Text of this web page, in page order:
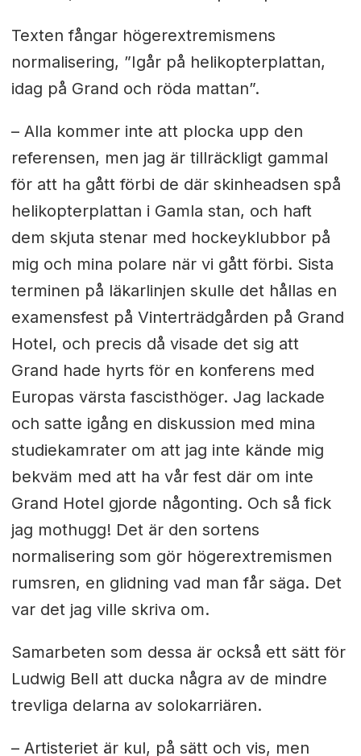
Texten fångar högerextremismens
normalisering, ”Igår på helikopterplattan,
idag på Grand och röda mattan”.
– Alla kommer inte att plocka upp den
referensen, men jag är tillräckligt gammal
för att ha gått förbi de där skinheadsen spå
helikopterplattan i Gamla stan, och haft
dem skjuta stenar med hockeyklubbor på
mig och mina polare när vi gått förbi. Sista
terminen på läkarlinjen skulle det hållas en
examensfest på Vinterträdgården på Grand
Hotel, och precis då visade det sig att
Grand hade hyrts för en konferens med
Europas värsta fascisthöger. Jag lackade
och satte igång en diskussion med mina
studiekamrater om att jag inte kände mig
bekväm med att ha vår fest där om inte
Grand Hotel gjorde någonting. Och så fick
jag mothugg! Det är den sortens
normalisering som gör högerextremismen
rumsren, en glidning vad man får säga. Det
var det jag ville skriva om.
Samarbeten som dessa är också ett sätt för
Ludwig Bell att ducka några av de mindre
trevliga delarna av solokarriären.
– Artisteriet är kul, på sätt och vis, men